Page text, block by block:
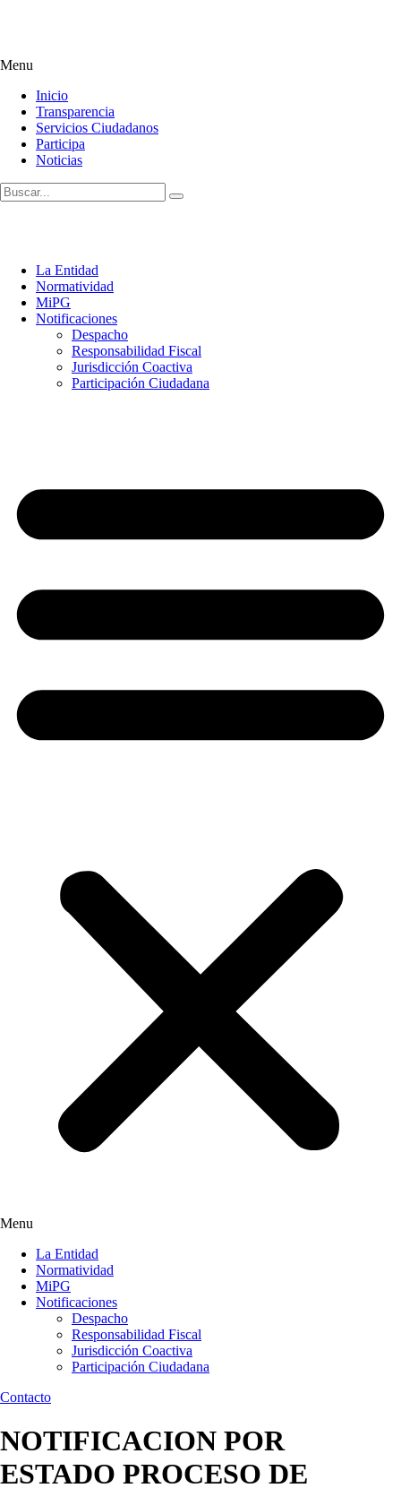
Menu
Inicio
Transparencia
Servicios Ciudadanos
Participa
Noticias
La Entidad
Normatividad
MiPG
Notificaciones
Despacho
Responsabilidad Fiscal
Jurisdicción Coactiva
Participación Ciudadana
Menu
La Entidad
Normatividad
MiPG
Notificaciones
Despacho
Responsabilidad Fiscal
Jurisdicción Coactiva
Participación Ciudadana
Contacto
NOTIFICACION POR
ESTADO PROCESO DE